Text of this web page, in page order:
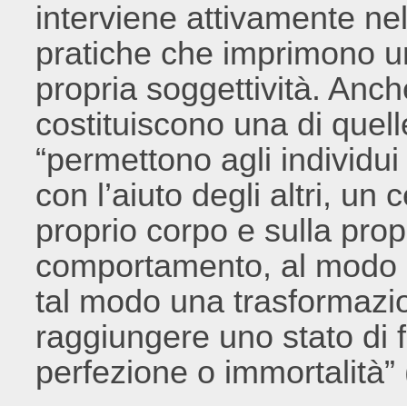
interviene attivamente
pratiche che imprimono
propria soggettività.
costituiscono una di
“permettono agli
con l’aiuto degli altri, un
proprio corpo e sulla
comportamento, al
tal modo una
raggiungere uno stato di
perfezione o